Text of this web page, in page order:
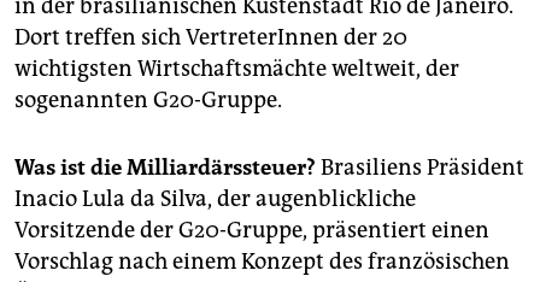
epaper login
in der brasilianischen Küstenstadt Rio de Janeiro.
Dort treffen sich VertreterInnen der 20
wichtigsten Wirtschaftsmächte weltweit, der
sogenannten G20-Gruppe.
Was ist die Milliardärssteuer? Brasiliens Präsident
Inacio Lula da Silva, der augenblickliche
Vorsitzende der G20-Gruppe, präsentiert einen
Vorschlag nach einem Konzept des französischen